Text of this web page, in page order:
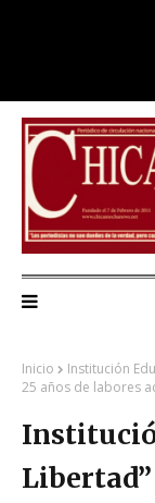
Inicio
Institución
25 años de labores